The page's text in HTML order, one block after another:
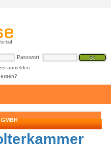
Passwort:
anmelden
GMBH